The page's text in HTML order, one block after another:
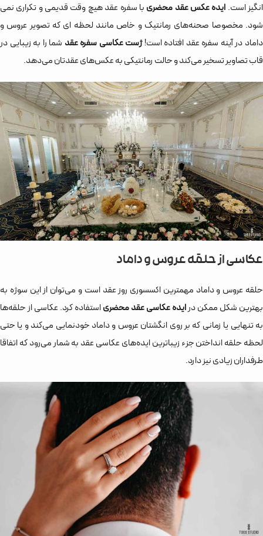
انگیز است. ایده عکس عقد محضری با سفره عقد هیچ وقت قدیمی و تکراری نمی
شود. مخصوصا صحنه‌های رمانتیک و خاص مانند لحظه ای که تصویر عروس و
داماد در آینه سفره عقد افتاده است!ژست عکاسی سفره عقد شما را به زیبایی در
قاب تصاویر تسخیر می‌کند و حالت رمانتیکی به عکس‌های عقدتان می‌دهد.
عکاسی از حلقه عروس و داماد
حلقه عروس و داماد مهمترین اکسسوری روز عقد است و می‌توان از این سوژه به
بهترین شکل ممکن درایده عکاسی عقد محضریاستفاده کرد. عکاسی از حلقه‌‌ها
به تنهایی یا زمانی که بر روی انگشتان عروس و داماد خودنمایی می‌کند و یا حتی
لحظه حلقه انداختن جزء زیباترین ایده‌های عکاسی عقد به شمار می‌رود که اتفاقا
طرفداران زیادی نیز دارد.